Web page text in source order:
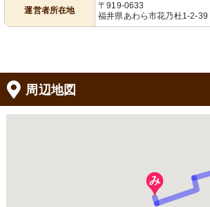
運営者所在地
〒919-0633
福井県あわら市花乃杜1-2-39
周辺地図